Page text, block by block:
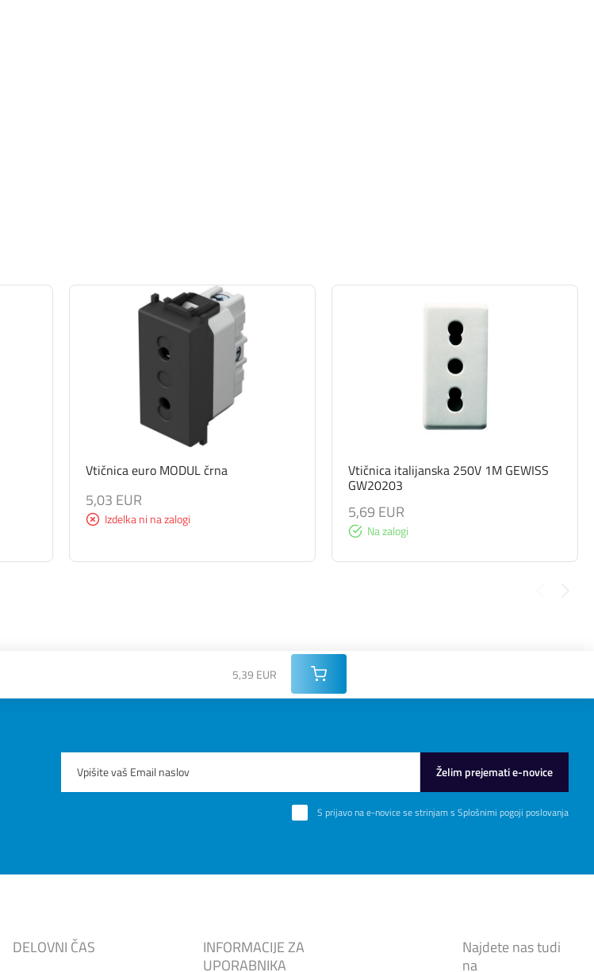
Vtičnica euro MODUL črna
Izdelka ni na zalogi
5,03 EUR
Vtičnica italijanska 250V 1M GEWISS
GW20203
Na zalogi
5,69 EUR
5,39 EUR
Želim prejemati e-novice
S prijavo na e-novice se strinjam s Splošnimi pogoji poslovanja
DELOVNI ČAS
INFORMACIJE ZA
UPORABNIKA
Najdete nas tudi
na